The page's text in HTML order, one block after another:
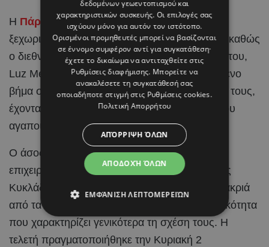
Η Πάρος
έγινε το σκηνικό για μια από τις πιο
ξεχωριστές στιγμές στη ζωή του Brahim Díaz, καθώς
ο διεθνής
ποδοσφαιριστήςκαι η αγαπημένη του,
Luz Méndez, αποφάσισαν να κάνουν το επόμενο
βήμα στη σχέση τους και να ενώσουν τις ζωές τους,
έχοντας στο πλευρό τους τους ανθρώπους που
αγαπούν.
Ο άσος της Real Madrid και η Ισπανίδα
επιχειρηματίας και content creator επέλεξαν τις
Κυκλάδες για την ιδιαίτερη αυτή περίσταση, μακριά
από τα φώτα της δημοσιότητας και με διακριτικότητα
που χαρακτηρίζει γενικότερα τη σχέση τους. Η
τελετή πραγματοποιήθηκε την Κυριακή 2
δεδομένων γεωεντοπισμού και
χαρακτηριστικών συσκευής. Οι επιλογές σας
ισχύουν μόνο για αυτόν τον ιστότοπο.
Ορισμένοι προμηθευτές μπορεί να βασίζονται
σε έννομο συμφέρον αντί για συγκατάθεση·
έχετε το δικαίωμα να αντιταχθείτε στις
Ρυθμίσεις διαφήμισης. Μπορείτε να
ανακαλέσετε τη συγκατάθεσή σας
οποιαδήποτε στιγμή στις Ρυθμίσεις cookies.
Πολιτική Απορρήτου
ΑΠΟΔΟΧΉ ΌΛΩΝ
ΑΠΌΡΡΙΨΗ ΌΛΩΝ
ΕΜΦΆΝΙΣΗ ΛΕΠΤΟΜΕΡΕΙΏΝ